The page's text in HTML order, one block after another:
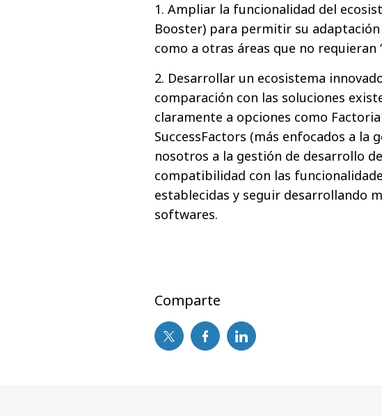
1. Ampliar la funcionalidad del
Booster) para permitir su
como a otras áreas que no requieran
2. Desarrollar un ecosistema
comparación con las soluciones
claramente a opciones como
SuccessFactors (más enfocados a la
nosotros a la gestión de desarrollo
compatibilidad con las
establecidas y seguir desarrollando
softwares.
Comparte